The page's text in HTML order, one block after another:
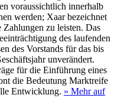
voraussichtlich innerhalb
werden; Xaar bezeichnet
zu leisten. Das
des laufenden
des Vorstands für das bis
unverändert.
für die Einführung eines
die Bedeutung Marktreife
Entwicklung. » Mehr auf